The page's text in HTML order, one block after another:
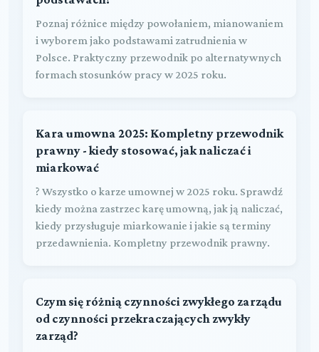
Poznaj różnice między powołaniem, mianowaniem
i wyborem jako podstawami zatrudnienia w
Polsce. Praktyczny przewodnik po alternatywnych
formach stosunków pracy w 2025 roku.
Kara umowna 2025: Kompletny przewodnik
prawny - kiedy stosować, jak naliczać i
miarkować
? Wszystko o karze umownej w 2025 roku. Sprawdź
kiedy można zastrzec karę umowną, jak ją naliczać,
kiedy przysługuje miarkowanie i jakie są terminy
przedawnienia. Kompletny przewodnik prawny.
Czym się różnią czynności zwykłego zarządu
od czynności przekraczających zwykły
zarząd?